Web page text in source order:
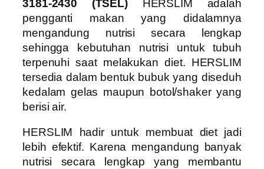
3181-2430 (TSEL) HERSLIM adalah
pengganti makan yang didalamnya
mengandung nutrisi secara lengkap
sehingga kebutuhan nutrisi untuk tubuh
terpenuhi saat melakukan diet. HERSLIM
tersedia dalam bentuk bubuk yang diseduh
kedalam gelas maupun botol/shaker yang
berisi air.
HERSLIM hadir untuk membuat diet jadi
lebih efektif. Karena mengandung banyak
nutrisi secara lengkap yang membantu